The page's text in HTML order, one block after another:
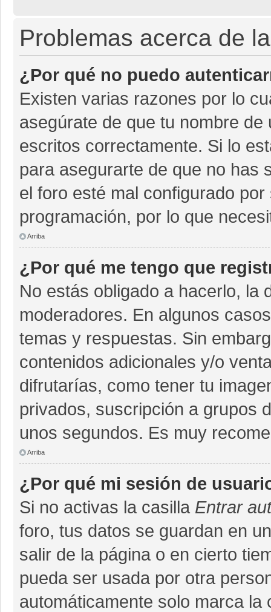
Problemas acerca de
¿Por qué no puedo
Existen varias razones por lo
asegúrate de que tu nombre
escritos correctamente. Si lo
para asegurarte de que no has
el foro esté mal configurado
programación, por lo que
Arriba
¿Por qué me tengo que
No estás obligado a hacerlo, la
moderadores. En algunos
temas y respuestas. Sin
contenidos adicionales y/o
difrutarías, como tener tu
privados, suscripción a grupos
unos segundos. Es muy
Arriba
¿Por qué mi sesión de
Si no activas la casilla Entrar
foro, tus datos se guardan en
salir de la página o en cierto
pueda ser usada por otra
automáticamente solo marca la